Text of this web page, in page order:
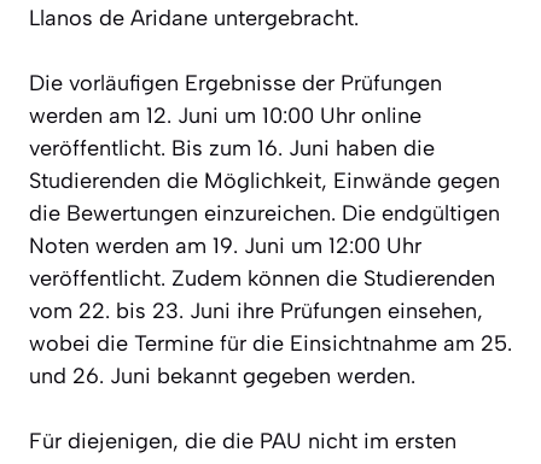
Llanos de Aridane untergebracht.
Die vorläufigen Ergebnisse der Prüfungen
werden am 12. Juni um 10:00 Uhr online
veröffentlicht. Bis zum 16. Juni haben die
Studierenden die Möglichkeit, Einwände gegen
die Bewertungen einzureichen. Die endgültigen
Noten werden am 19. Juni um 12:00 Uhr
veröffentlicht. Zudem können die Studierenden
vom 22. bis 23. Juni ihre Prüfungen einsehen,
wobei die Termine für die Einsichtnahme am 25.
und 26. Juni bekannt gegeben werden.
Für diejenigen, die die PAU nicht im ersten